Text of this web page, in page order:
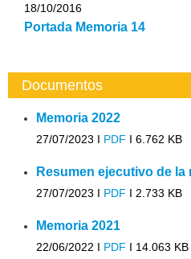
18/10/2016
Portada Memoria 14
Documentos
Memoria 2022
27/07/2023 I PDF I 6.762 KB
Resumen ejecutivo de la
27/07/2023 I PDF I 2.733 KB
Memoria 2021
22/06/2022 I PDF I 14.063 KB